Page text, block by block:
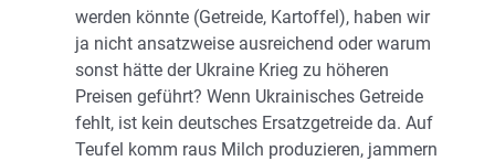
werden könnte (Getreide, Kartoffel), haben wir
ja nicht ansatzweise ausreichend oder warum
sonst hätte der Ukraine Krieg zu höheren
Preisen geführt? Wenn Ukrainisches Getreide
fehlt, ist kein deutsches Ersatzgetreide da. Auf
Teufel komm raus Milch produzieren, jammern